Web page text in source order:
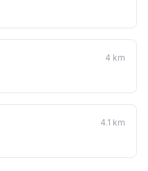
4 km
4.1 km